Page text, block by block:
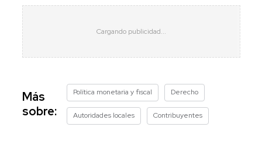
Más
sobre:
Política monetaria y fiscal Derecho
Autoridades locales Contribuyentes